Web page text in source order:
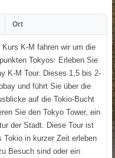
Ort
K-M fahren wir um die
Tokyos: Erleben Sie
K-M Tour. Dieses 1,5 bis 2-
und führt Sie über die
auf die Tokio-Bucht
Sie den Tokyo Tower, ein
der Stadt. Diese Tour ist
in kurzer Zeit erleben
Besuch sind oder ein